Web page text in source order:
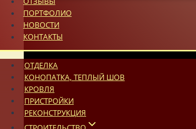
ПОРТФОЛИО
НОВОСТИ
КОНТАКТЫ
ОТДЕЛКА
КОНОПАТКА, ТЕПЛЫЙ ШОВ
КРОВЛЯ
ПРИСТРОЙКИ
РЕКОНСТРУКЦИЯ